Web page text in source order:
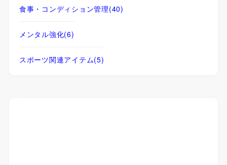
食事・コンディション管理(40)
メンタル強化(6)
スポーツ関連アイテム(5)